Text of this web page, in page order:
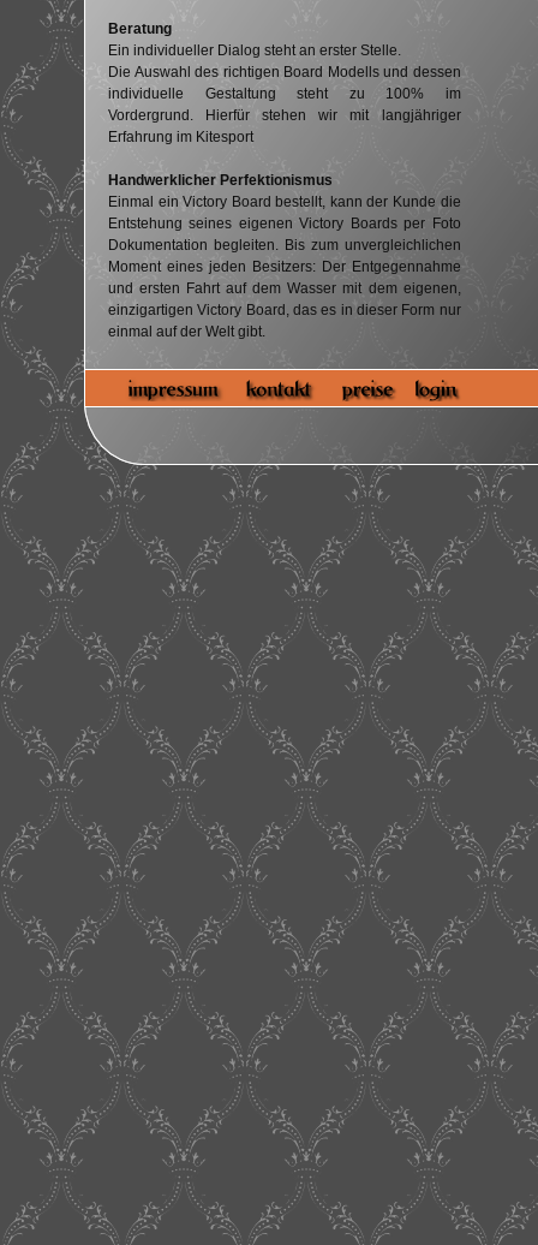
Beratung
Ein individueller Dialog steht an erster Stelle.
Die Auswahl des richtigen Board Modells und dessen
individuelle Gestaltung steht zu 100% im
Vordergrund. Hierfür stehen wir mit langjähriger
Erfahrung im Kitesport
Handwerklicher Perfektionismus
Einmal ein Victory Board bestellt, kann der Kunde die
Entstehung seines eigenen Victory Boards per Foto
Dokumentation begleiten. Bis zum unvergleichlichen
Moment eines jeden Besitzers: Der Entgegennahme
und ersten Fahrt auf dem Wasser mit dem eigenen,
einzigartigen Victory Board, das es in dieser Form nur
einmal auf der Welt gibt.